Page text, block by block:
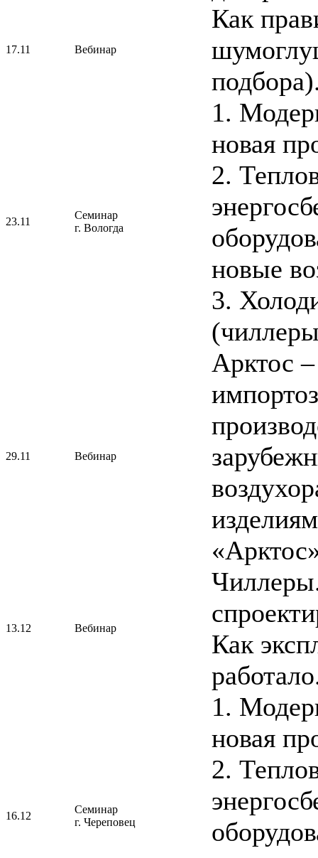
17.11 Вебинар
Как
23.11
Семинар
г. Вологда
1.
новая
2.
новые
3.
29.11 Вебинар
Арктос –
13.12 Вебинар
Как
16.12
Семинар
г. Череповец
1.
новая
2.